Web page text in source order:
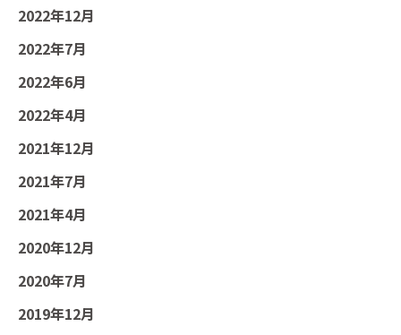
2022年12月
2022年7月
2022年6月
2022年4月
2021年12月
2021年7月
2021年4月
2020年12月
2020年7月
2019年12月